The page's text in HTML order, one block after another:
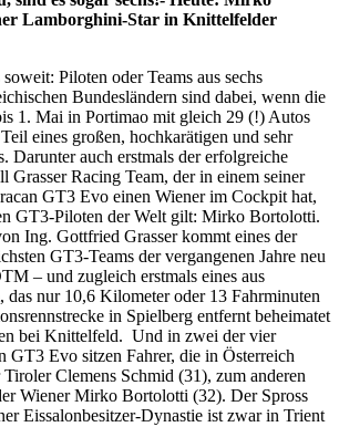
Lamborghini-Star in Knittelfelder
Piloten oder Teams aus sechs
Bundesländern sind dabei, wenn die
1. Mai in Portimao mit gleich 29 (!) Autos
eines großen, hochkarätigen und sehr
Darunter auch erstmals der erfolgreiche
Grasser Racing Team, der in einem seiner
GT3 Evo einen Wiener im Cockpit hat,
GT3-Piloten der Welt gilt: Mirko Bortolotti.
Ing. Gottfried Grasser kommt eines der
GT3-Teams der vergangenen Jahre neu
– und zugleich erstmals eines aus
das nur 10,6 Kilometer oder 13 Fahrminuten
in Spielberg entfernt beheimatet
bei Knittelfeld. Und in zwei der vier
GT3 Evo sitzen Fahrer, die in Österreich
Clemens Schmid (31), zum anderen
Wiener Mirko Bortolotti (32). Der Spross
Eissalonbesitzer-Dynastie ist zwar in Trient